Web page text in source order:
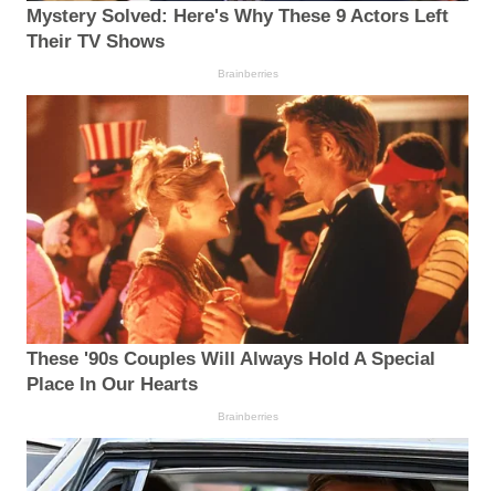
Mystery Solved: Here's Why These 9 Actors Left
Their TV Shows
Brainberries
These '90s Couples Will Always Hold A Special
Place In Our Hearts
Brainberries